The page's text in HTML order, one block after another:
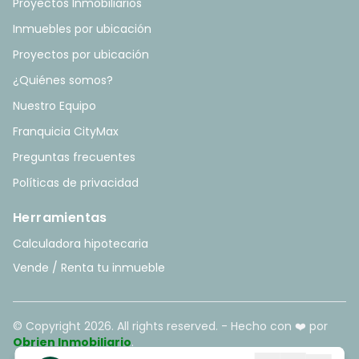
Proyectos Inmobiliarios
Inmuebles por ubicación
Proyectos por ubicación
¿Quiénes somos?
Nuestro Equipo
Franquicia CityMax
Preguntas frecuentes
Políticas de privacidad
Herramientas
Calculadora hipotecaria
Vende / Renta tu inmueble
© Copyright 2026. All rights reserved. - Hecho con ❤️ por
Obrien Inmobiliario.